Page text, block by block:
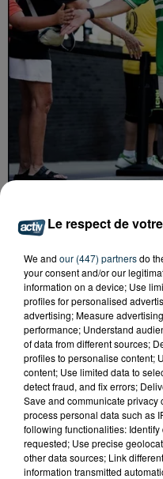
QUI EST CET
Le respect de
We and our (447) partnersdo
your consent and/or our
information on a device; Use
profiles for personalised
advertising; Measure
performance; Understand
of data from different sources;
profiles to personalise content;
content; Use limited data to
detect fraud, and fix errors;
Save and communicate
process personal data such as
following functionalities:
requested; Use precise
other data sources; Link
information transmitted